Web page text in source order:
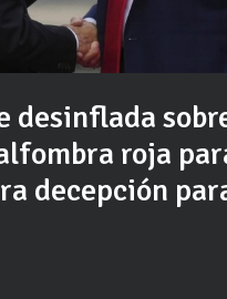
desinflada
roja
decepción